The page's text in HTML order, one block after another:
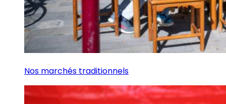
Nos marchés traditionnels